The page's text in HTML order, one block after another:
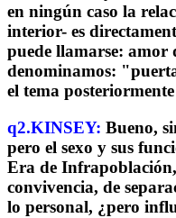
en ningún caso la
interior- es
puede llamarse: amor
denominamos:
el tema
q2.KINSEY: Bueno,
pero el sexo y sus
Era de
convivencia, de
lo personal, ¿pero